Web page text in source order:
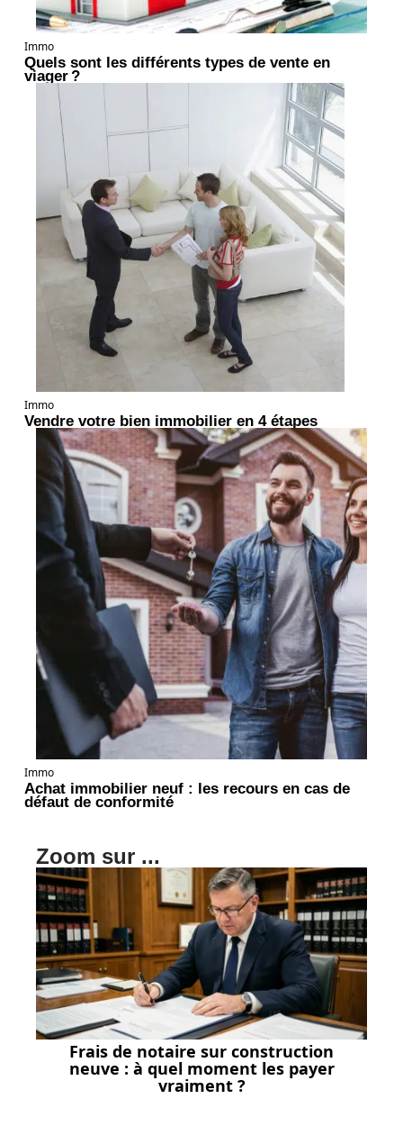
Immo
Quels sont les différents types de vente en
viager ?
Immo
Vendre votre bien immobilier en 4 étapes
Immo
Achat immobilier neuf : les recours en cas de
défaut de conformité
Zoom sur ...
Frais de notaire sur construction
neuve : à quel moment les payer
vraiment ?